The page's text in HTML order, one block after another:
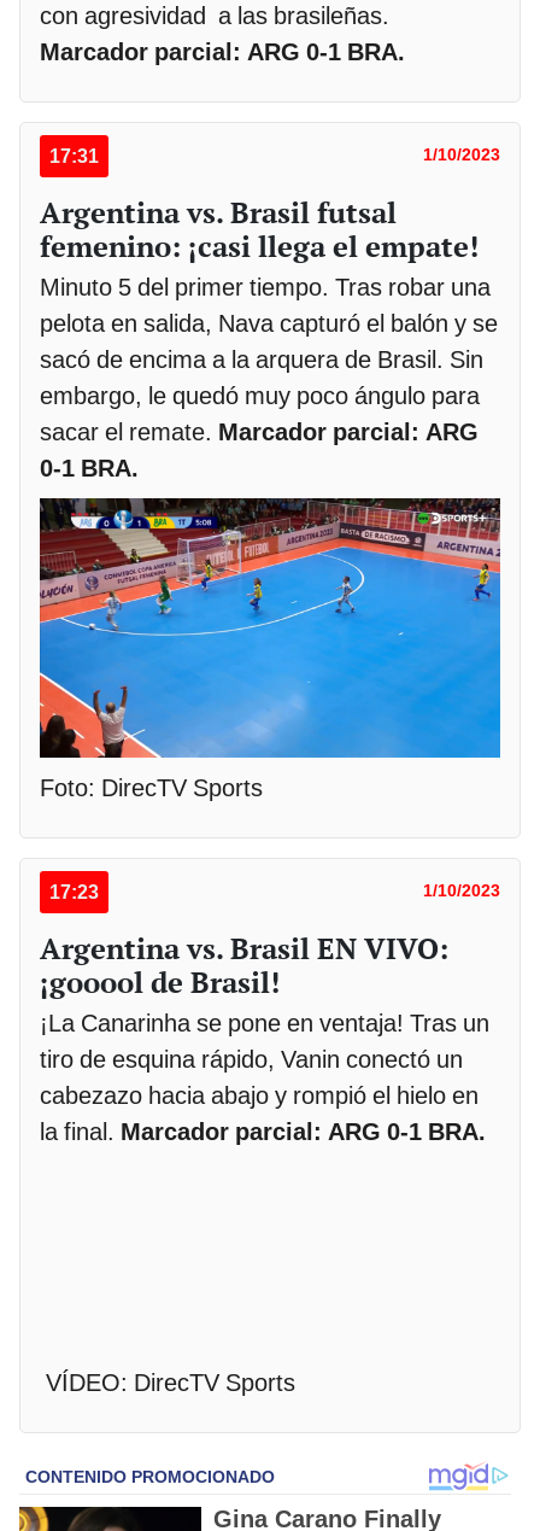
con agresividad a las brasileñas.
Marcador parcial: ARG 0-1 BRA.
17:31 1/10/2023
Argentina vs. Brasil futsal
femenino: ¡casi llega el empate!
Minuto 5 del primer tiempo. Tras robar una
pelota en salida, Nava capturó el balón y se
sacó de encima a la arquera de Brasil. Sin
embargo, le quedó muy poco ángulo para
sacar el remate. Marcador parcial: ARG
0-1 BRA.
Foto: DirecTV Sports
17:23 1/10/2023
Argentina vs. Brasil EN VIVO:
¡gooool de Brasil!
¡La Canarinha se pone en ventaja! Tras un
tiro de esquina rápido, Vanin conectó un
cabezazo hacia abajo y rompió el hielo en
la final. Marcador parcial: ARG 0-1 BRA.
VÍDEO: DirecTV Sports